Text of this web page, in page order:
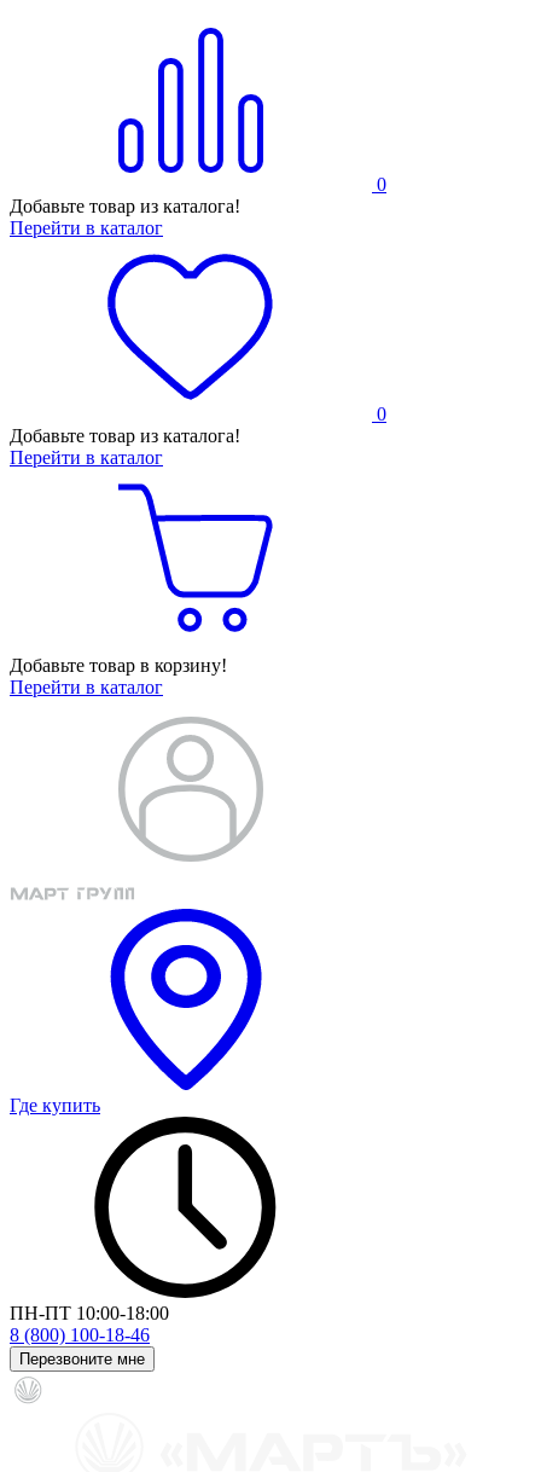
0
Добавьте товар из каталога!
Перейти в каталог
0
Добавьте товар из каталога!
Перейти в каталог
Добавьте товар в корзину!
Перейти в каталог
Где купить
ПН-ПТ 10:00-18:00
8 (800) 100-18-46
Перезвоните мне